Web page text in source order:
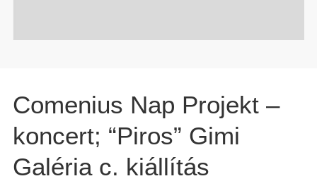
Comenius Nap Projekt –
koncert; “Piros” Gimi
Galéria c. kiállítás